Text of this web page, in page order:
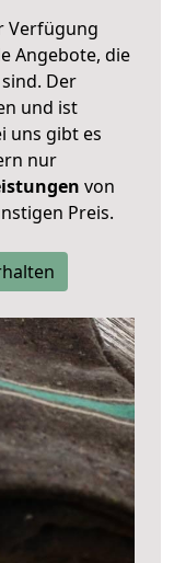
Verfügung
Angebote, die
Der
und ist
uns gibt es
nur
von
Preis.